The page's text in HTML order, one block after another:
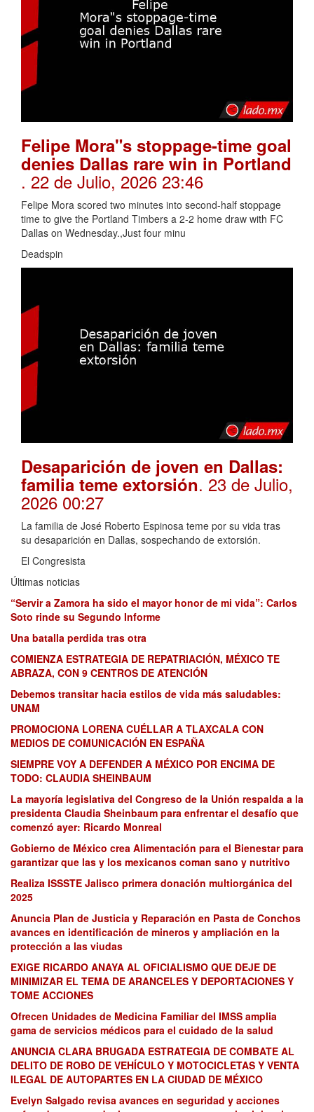
Felipe Mora"s stoppage-time goal
denies Dallas rare win in Portland
. 22 de Julio, 2026 23:46
Felipe Mora scored two minutes into second-half stoppage
time to give the Portland Timbers a 2-2 home draw with FC
Dallas on Wednesday.,Just four minu
Deadspin
Desaparición de joven en Dallas:
familia teme extorsión. 23 de Julio,
2026 00:27
La familia de José Roberto Espinosa teme por su vida tras
su desaparición en Dallas, sospechando de extorsión.
El Congresista
Últimas noticias
“Servir a Zamora ha sido el mayor honor de mi vida”: Carlos
Soto rinde su Segundo Informe
Una batalla perdida tras otra
COMIENZA ESTRATEGIA DE REPATRIACIÓN, MÉXICO TE
ABRAZA, CON 9 CENTROS DE ATENCIÓN
Debemos transitar hacia estilos de vida más saludables:
UNAM
PROMOCIONA LORENA CUÉLLAR A TLAXCALA CON
MEDIOS DE COMUNICACIÓN EN ESPAÑA
SIEMPRE VOY A DEFENDER A MÉXICO POR ENCIMA DE
TODO: CLAUDIA SHEINBAUM
La mayoría legislativa del Congreso de la Unión respalda a la
presidenta Claudia Sheinbaum para enfrentar el desafío que
comenzó ayer: Ricardo Monreal
Gobierno de México crea Alimentación para el Bienestar para
garantizar que las y los mexicanos coman sano y nutritivo
Realiza ISSSTE Jalisco primera donación multiorgánica del
2025
Anuncia Plan de Justicia y Reparación en Pasta de Conchos
avances en identificación de mineros y ampliación en la
protección a las viudas
EXIGE RICARDO ANAYA AL OFICIALISMO QUE DEJE DE
MINIMIZAR EL TEMA DE ARANCELES Y DEPORTACIONES Y
TOME ACCIONES
Ofrecen Unidades de Medicina Familiar del IMSS amplia
gama de servicios médicos para el cuidado de la salud
ANUNCIA CLARA BRUGADA ESTRATEGIA DE COMBATE AL
DELITO DE ROBO DE VEHÍCULO Y MOTOCICLETAS Y VENTA
ILEGAL DE AUTOPARTES EN LA CIUDAD DE MÉXICO
Evelyn Salgado revisa avances en seguridad y acciones